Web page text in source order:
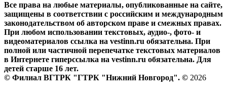
Все права на любые материалы, опубликованные на сайте,
защищены в соответствии с российским и международным
законодательством об авторском праве и смежных правах.
При любом использовании текстовых, аудио-, фото- и
видеоматериалов ссылка на vestinn.ru обязательна. При
полной или частичной перепечатке текстовых материалов
в Интернете гиперссылка на vestinn.ru обязательна. Для
детей старше 16 лет.
© Филиал ВГТРК "ГТРК "Нижний Новгород". © 2026